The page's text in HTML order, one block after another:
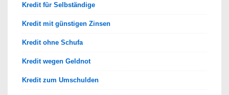
Kredit für Selbständige
Kredit mit günstigen Zinsen
Kredit ohne Schufa
Kredit wegen Geldnot
Kredit zum Umschulden